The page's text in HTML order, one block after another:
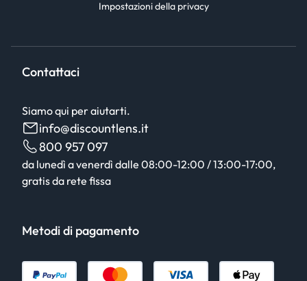
Impostazioni della privacy
Contattaci
Siamo qui per aiutarti.
info@discountlens.it
800 957 097
da lunedì a venerdì dalle 08:00-12:00 / 13:00-17:00,
gratis da rete fissa
Metodi di pagamento